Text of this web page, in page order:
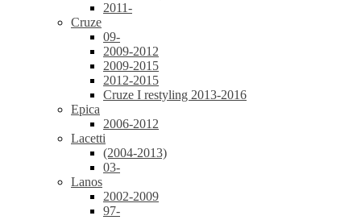
2011-
Cruze
09-
2009-2012
2009-2015
2012-2015
Cruze I restyling 2013-2016
Epica
2006-2012
Lacetti
(2004-2013)
03-
Lanos
2002-2009
97-